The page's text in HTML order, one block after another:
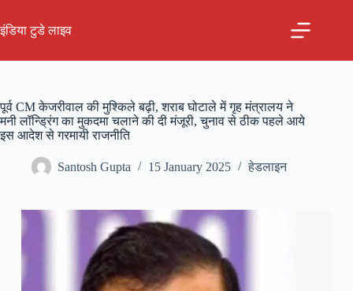
content
इंडिया टुडे लाइव
पूर्व CM केजरीवाल की मुश्किले बढ़ी, शराब घोटाले में गृह मंत्रालय ने
मनी लॉन्ड्रिंग का मुकदमा चलाने की दी मंजूरी, चुनाव से ठीक पहले आये
इस आदेश से गरमायी राजनीति
Santosh Gupta 15 January 2025 हेडलाइन